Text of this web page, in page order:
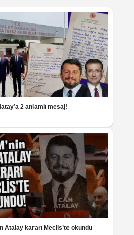
2 anlamlı mesaj!
Atalay kararı Meclis’te okundu